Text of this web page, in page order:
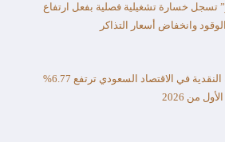
تسجل خسارة تشغيلية فصلية بفعل ارتفاع
وانخفاض أسعار التذاكر
السيولة النقدية في الاقتصاد السعودي ترتفع 6.77%
من 2026